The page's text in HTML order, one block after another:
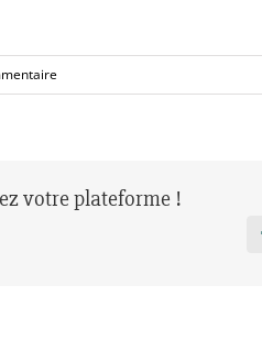
votre plateforme !